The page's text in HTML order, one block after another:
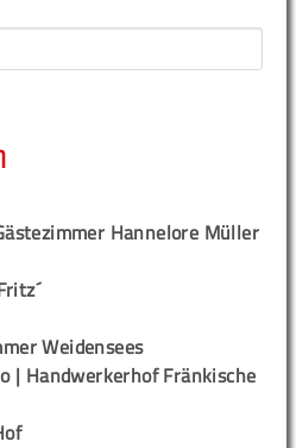
Hannelore Müller
Weidensees
| Handwerkerhof Fränkische